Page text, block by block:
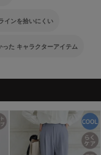
インを拾いにくい
った キャラクターアイテム